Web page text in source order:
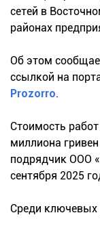
сетей в
районах
Об этом
ссылкой на
Prozorro.
Стоимость работ
миллиона
подрядчик ООО
сентября 2025
Среди ключевых